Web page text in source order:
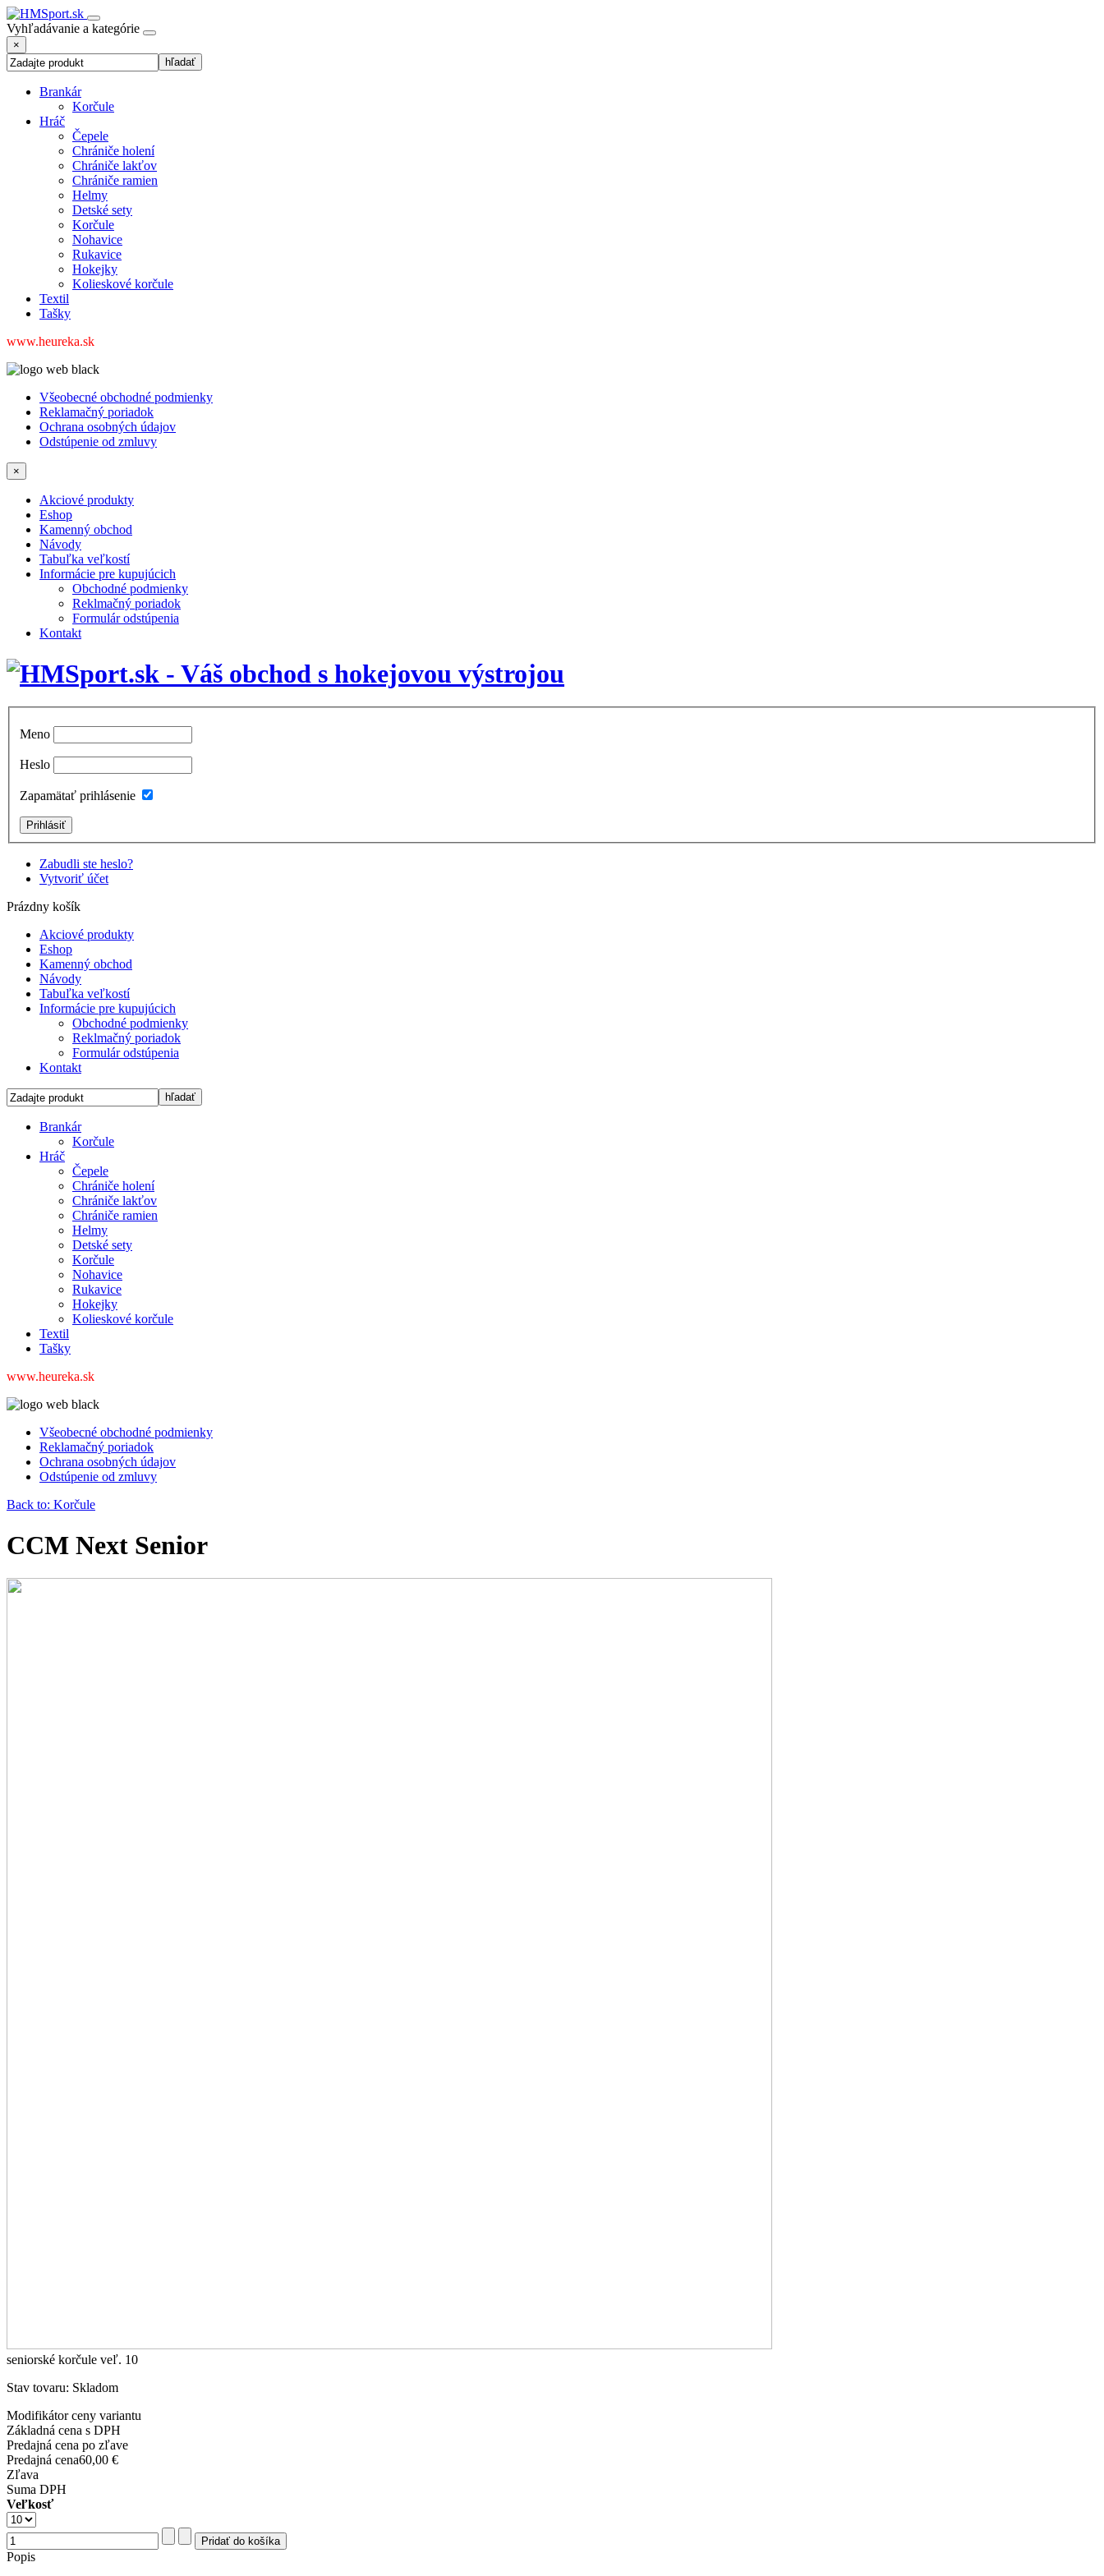
Vyhľadávanie a kategórie
×
Brankár
Korčule
Hráč
Čepele
Chrániče holení
Chrániče lakťov
Chrániče ramien
Helmy
Detské sety
Korčule
Nohavice
Rukavice
Hokejky
Kolieskové korčule
Textil
Tašky
www.heureka.sk
Všeobecné obchodné podmienky
Reklamačný poriadok
Ochrana osobných údajov
Odstúpenie od zmluvy
×
Akciové produkty
Eshop
Kamenný obchod
Návody
Tabuľka veľkostí
Informácie pre kupujúcich
Obchodné podmienky
Reklmačný poriadok
Formulár odstúpenia
Kontakt
Meno
Heslo
Zapamätať prihlásenie
Zabudli ste heslo?
Vytvoriť účet
Prázdny košík
Akciové produkty
Eshop
Kamenný obchod
Návody
Tabuľka veľkostí
Informácie pre kupujúcich
Obchodné podmienky
Reklmačný poriadok
Formulár odstúpenia
Kontakt
Brankár
Korčule
Hráč
Čepele
Chrániče holení
Chrániče lakťov
Chrániče ramien
Helmy
Detské sety
Korčule
Nohavice
Rukavice
Hokejky
Kolieskové korčule
Textil
Tašky
www.heureka.sk
Všeobecné obchodné podmienky
Reklamačný poriadok
Ochrana osobných údajov
Odstúpenie od zmluvy
Back to: Korčule
CCM Next Senior
seniorské korčule veľ. 10
Stav tovaru: Skladom
Modifikátor ceny variantu
Základná cena s DPH
Predajná cena po zľave
Predajná cena60,00 €
Zľava
Suma DPH
Veľkosť
Popis